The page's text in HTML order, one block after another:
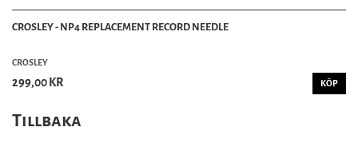
CROSLEY - NP4 REPLACEMENT RECORD NEEDLE
CROSLEY
299,00 KR KÖP
Tillbaka